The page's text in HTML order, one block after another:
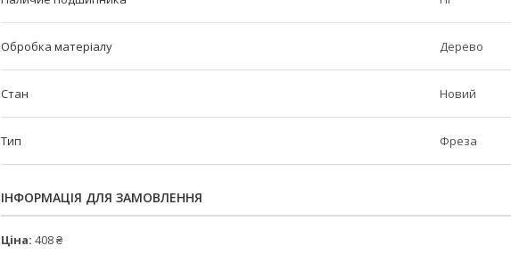
Обробка матеріалу Дерево
Стан Новий
Тип Фреза
ІНФОРМАЦІЯ ДЛЯ ЗАМОВЛЕННЯ
Ціна: 408 ₴